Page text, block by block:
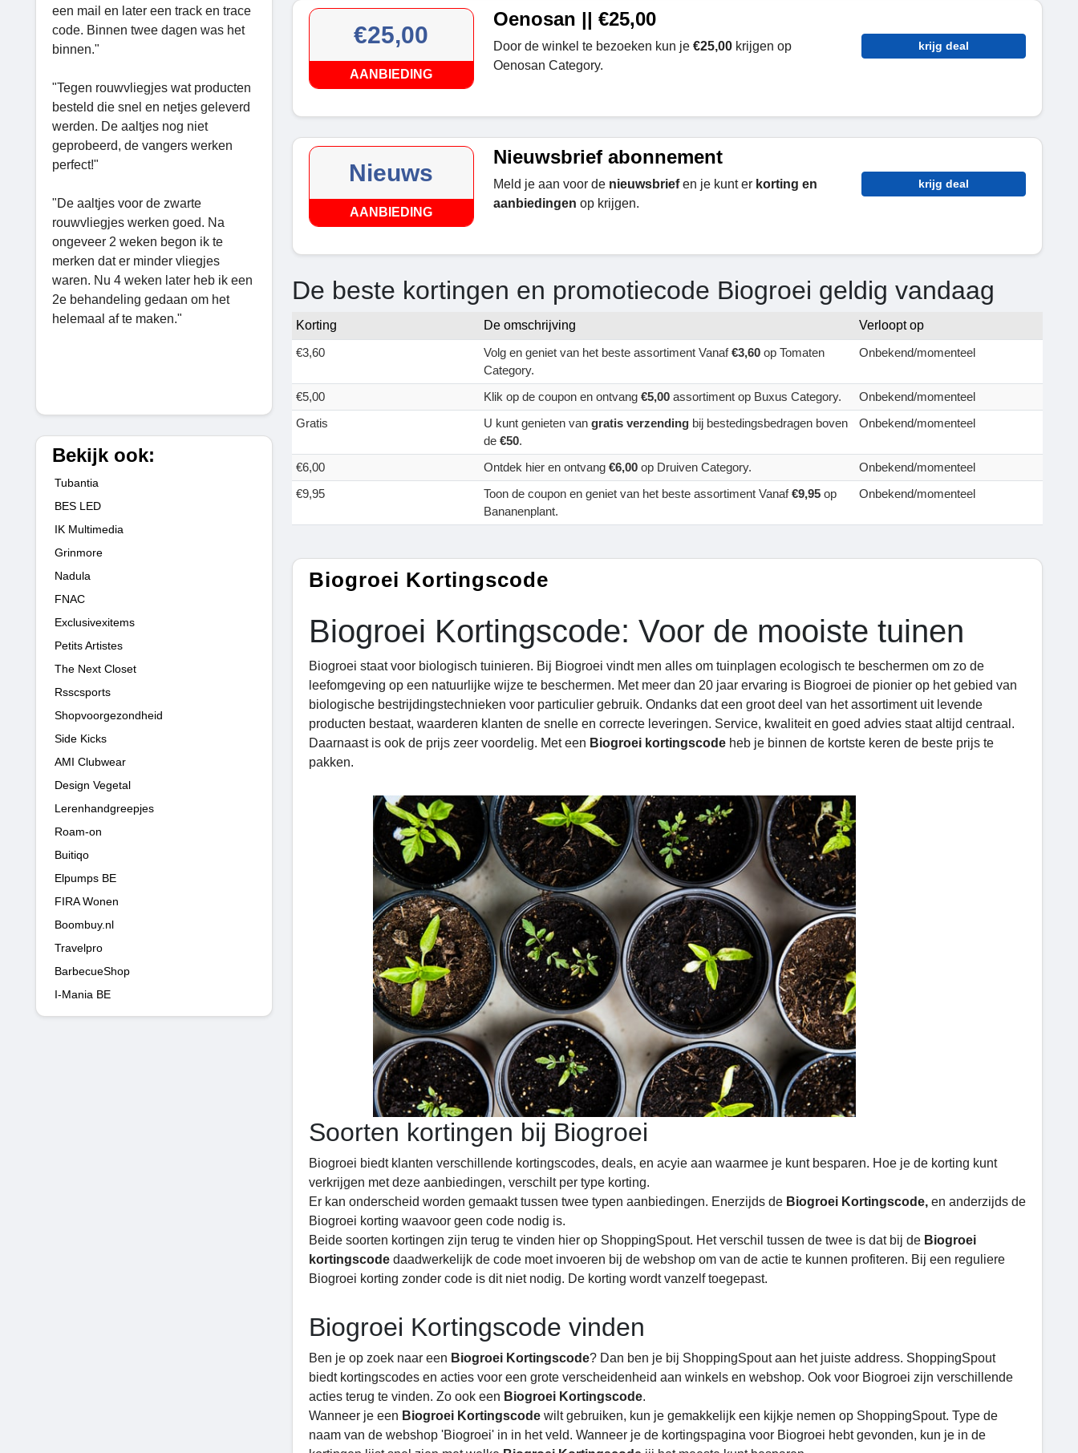
een mail en later een track en trace
code. Binnen twee dagen was het
binnen."
"Tegen rouwvliegjes wat producten
besteld die snel en netjes geleverd
werden. De aaltjes nog niet
geprobeerd, de vangers werken
perfect!"
"De aaltjes voor de zwarte
rouwvliegjes werken goed. Na
ongeveer 2 weken begon ik te
merken dat er minder vliegjes
waren. Nu 4 weken later heb ik een
2e behandeling gedaan om het
helemaal af te maken."
Bekijk ook:
Tubantia
BES LED
IK Multimedia
Grinmore
Nadula
FNAC
Exclusivexitems
Petits Artistes
The Next Closet
Rsscsports
Shopvoorgezondheid
Side Kicks
AMI Clubwear
Design Vegetal
Lerenhandgreepjes
Roam-on
Buitiqo
Elpumps BE
FIRA Wonen
Boombuy.nl
Travelpro
BarbecueShop
I-Mania BE
€25,00
AANBIEDING
Oenosan || €25,00
Door de winkel te bezoeken kun je €25,00krijgen op
Oenosan Category.
krijg deal
Nieuws
AANBIEDING
Nieuwsbrief abonnement
Meld je aan voor de nieuwsbriefen je kunt er korting en
aanbiedingen op krijgen.
krijg deal
De beste kortingen en promotiecode Biogroei geldig vandaag
Korting De omschrijving
Verloopt op
€3,60
Volg en geniet van het beste assortiment Vanaf€3,60 op Tomaten
Category.
Onbekend/momenteel
€5,00 Klik op de coupon en ontvang €5,00 assortiment op Buxus Category.
Onbekend/momenteel
Gratis
U kunt genieten van gratis verzending bij bestedingsbedragen boven
de €50.
Onbekend/momenteel
€6,00 Ontdek hier en ontvang €6,00 op Druiven Category.
Onbekend/momenteel
€9,95
Toon de coupon en geniet van het beste assortiment Vanaf€9,95 op
Bananenplant.
Onbekend/momenteel
Biogroei Kortingscode
Biogroei Kortingscode: Voor de mooiste tuinen
Biogroei staat voor biologisch tuinieren. Bij Biogroei vindt men alles om tuinplagen ecologisch te beschermen om zo de
leefomgeving op een natuurlijke wijze te beschermen. Met meer dan 20 jaar ervaring is Biogroei de pionier op het gebied van
biologische bestrijdingstechnieken voor particulier gebruik. Ondanks dat een groot deel van het assortiment uit levende
producten bestaat, waarderen klanten de snelle en correcte leveringen. Service, kwaliteit en goed advies staat altijd centraal.
Daarnaast is ook de prijs zeer voordelig. Met een Biogroei kortingscode heb je binnen de kortste keren de beste prijs te
pakken.
Soorten kortingen bij Biogroei
Biogroei biedt klanten verschillende kortingscodes, deals, en acyie aan waarmee je kunt besparen. Hoe je de korting kunt
verkrijgen met deze aanbiedingen, verschilt per type korting.
Er kan onderscheid worden gemaakt tussen twee typen aanbiedingen. Enerzijds de Biogroei Kortingscode, en anderzijds de
Biogroei korting waavoor geen code nodig is.
Beide soorten kortingen zijn terug te vinden hier op ShoppingSpout. Het verschil tussen de twee is dat bij de Biogroei
kortingscode daadwerkelijk de code moet invoeren bij de webshop om van de actie te kunnen profiteren. Bij een reguliere
Biogroei korting zonder code is dit niet nodig. De korting wordt vanzelf toegepast.
Biogroei Kortingscode vinden
Ben je op zoek naar een Biogroei Kortingscode? Dan ben je bij ShoppingSpout aan het juiste address. ShoppingSpout
biedt kortingscodes en acties voor een grote verscheidenheid aan winkels en webshop. Ook voor Biogroei zijn verschillende
acties terug te vinden. Zo ook een Biogroei Kortingscode.
Wanneer je een Biogroei Kortingscode wilt gebruiken, kun je gemakkelijk een kijkje nemen op ShoppingSpout. Type de
naam van de webshop 'Biogroei' in in het veld. Wanneer je de kortingspagina voor Biogroei hebt gevonden, kun je in de